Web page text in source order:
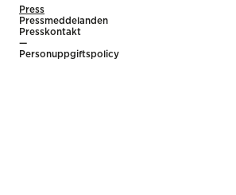
Press
Pressmeddelanden
Presskontakt
—
Personuppgiftspolicy